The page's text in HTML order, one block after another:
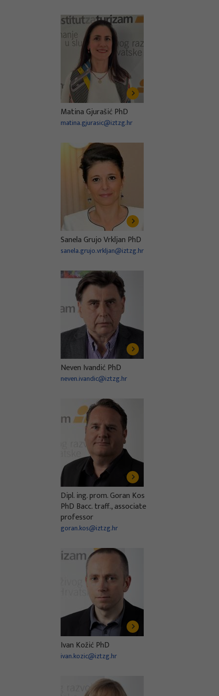
Matina Gjurašić PhD
matina.gjurasic@iztzg.hr
Sanela Grujo Vrkljan PhD
sanela.grujo.vrkljan@iztzg.hr
Neven Ivandić PhD
neven.ivandic@iztzg.hr
Dipl. ing. prom. Goran Kos
PhD Bacc. traff., associate
professor
goran.kos@iztzg.hr
Ivan Kožić PhD
ivan.kozic@iztzg.hr